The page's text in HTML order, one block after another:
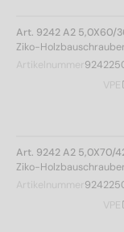
Art. 9242 A2 5,0X60/
Ziko-
Artikelnummer
VPE
Art. 9242 A2 5,0X70/
Ziko-
Artikelnummer
VPE